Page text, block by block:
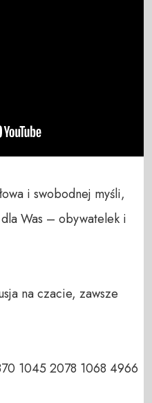
i swobodnej myśli,
Was – obywatelek i
1045 2078 1068 4966